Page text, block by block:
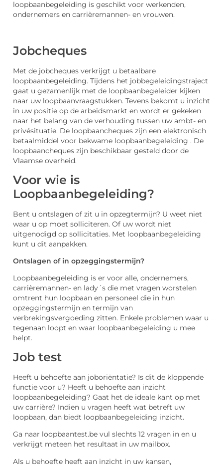
loopbaanbegeleiding is geschikt voor werkenden,
ondernemers en carrièremannen- en vrouwen.
Jobcheques
Met de jobcheques verkrijgt u betaalbare
loopbaanbegeleiding. Tijdens het jobbegeleidingstraject
gaat u gezamenlijk met de loopbaanbegeleider kijken
naar uw loopbaanvraagstukken. Tevens bekomt u inzicht
in uw positie op de arbeidsmarkt en wordt er gekeken
naar het belang van de verhouding tussen uw ambt- en
privésituatie. De loopbaancheques zijn een elektronisch
betaalmiddel voor bekwame loopbaanbegeleiding . De
loopbaancheques zijn beschikbaar gesteld door de
Vlaamse overheid.
Voor wie is
Loopbaanbegeleiding?
Bent u ontslagen of zit u in opzegtermijn? U weet niet
waar u op moet solliciteren. Of uw wordt niet
uitgenodigd op sollicitaties. Met loopbaanbegeleiding
kunt u dit aanpakken.
Ontslagen of in opzeggingstermijn?
Loopbaanbegeleiding is er voor alle, ondernemers,
carrièremannen- en lady´s die met vragen worstelen
omtrent hun loopbaan en personeel die in hun
opzeggingstermijn en termijn van
verbrekingsvergoeding zitten. Enkele problemen waar u
tegenaan loopt en waar loopbaanbegeleiding u mee
helpt.
Job test
Heeft u behoefte aan joboriëntatie? Is dit de kloppende
functie voor u? Heeft u behoefte aan inzicht
loopbaanbegeleiding? Gaat het de ideale kant op met
uw carrière? Indien u vragen heeft wat betreft uw
loopbaan, dan biedt loopbaanbegeleiding inzicht.
Ga naar loopbaantest.be vul slechts 12 vragen in en u
verkrijgt meteen het resultaat in uw mailbox.
Als u behoefte heeft aan inzicht in uw kansen,